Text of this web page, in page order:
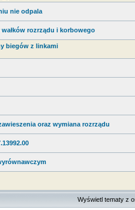
nie odpala
rozrządu i korbowego
biegów z linkami
oraz wymiana rozrządu
Wyświetl tematy z